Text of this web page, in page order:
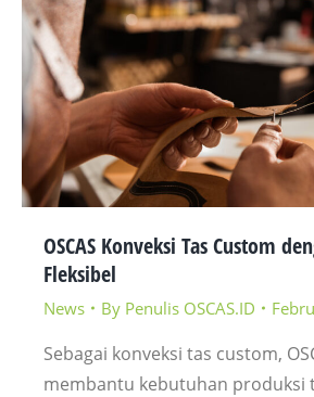
OSCAS Konveksi Tas Custom
Fleksibel
News By Penulis OSCAS.ID
Sebagai konveksi tas custom,
membantu kebutuhan produksi